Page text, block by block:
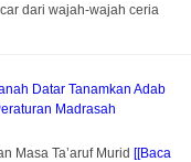
dari wajah-wajah ceria
Datar Tanamkan Adab
Madrasah
Masa Ta’aruf Murid [[Baca